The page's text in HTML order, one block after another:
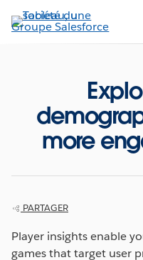
Aller
au
more
PARTAGER
Player insights enable
games that target user